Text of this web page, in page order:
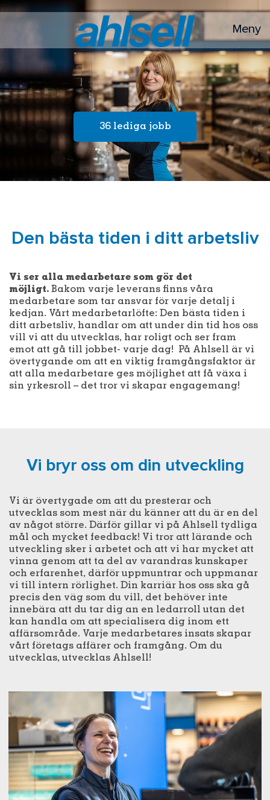
36 lediga jobb
Meny
Den bästa tiden i ditt arbetsliv
Vi ser alla medarbetare som gör det
möjligt. Bakom varje leverans finns våra
medarbetare som tar ansvar för varje detalj i
kedjan. Vårt medarbetarlöfte: Den bästa tiden i
ditt arbetsliv, handlar om att under din tid hos oss
vill vi att du utvecklas, har roligt och ser fram
emot att gå till jobbet- varje dag! På Ahlsell är vi
övertygande om att en viktig framgångsfaktor är
att alla medarbetare ges möjlighet att få växa i
sin yrkesroll – det tror vi skapar engagemang!
Vi bryr oss om din utveckling
Vi är övertygade om att du presterar och
utvecklas som mest när du känner att du är en del
av något större. Därför gillar vi på Ahlsell tydliga
mål och mycket feedback! Vi tror att lärande och
utveckling sker i arbetet och att vi har mycket att
vinna genom att ta del av varandras kunskaper
och erfarenhet, därför uppmuntrar och uppmanar
vi till intern rörlighet. Din karriär hos oss ska gå
precis den väg som du vill, det behöver inte
innebära att du tar dig an en ledarroll utan det
kan handla om att specialisera dig inom ett
affärsområde. Varje medarbetares insats skapar
vårt företags affärer och framgång. Om du
utvecklas, utvecklas Ahlsell!